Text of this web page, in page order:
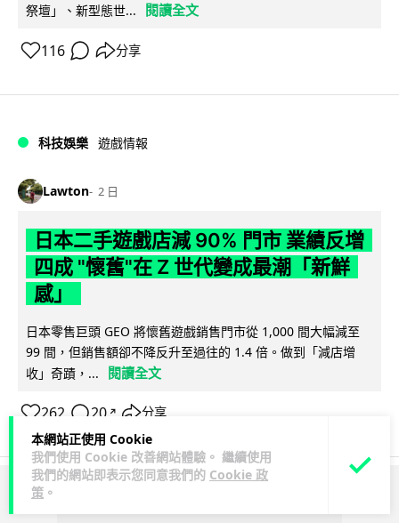
本網站正使用 Cookie
我們使用 Cookie 改善網站體驗。 繼續使用
我們的網站即表示您同意我們的 Cookie 政
策 。
祭壇」、新型態世...
閱讀全文
116 分享
科技娛樂 遊戲情報
Lawton 2 日
日本二手遊戲店減 90% 門市 業績反增
四成 "懷舊"在 Z 世代變成最潮「新鮮
感」
日本零售巨頭 GEO 將懷舊遊戲銷售門市從 1,000 間大幅減至
99 間，但銷售額卻不降反升至過往的 1.4 倍。做到「減店增
收」奇蹟，...
閱讀全文
262 20 ↗ 分享